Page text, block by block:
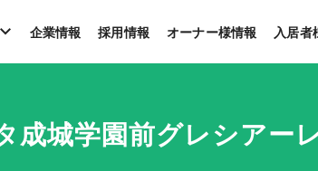
企業情報 採用情報 オーナー様情報 入居者
成城学園前グレシアー